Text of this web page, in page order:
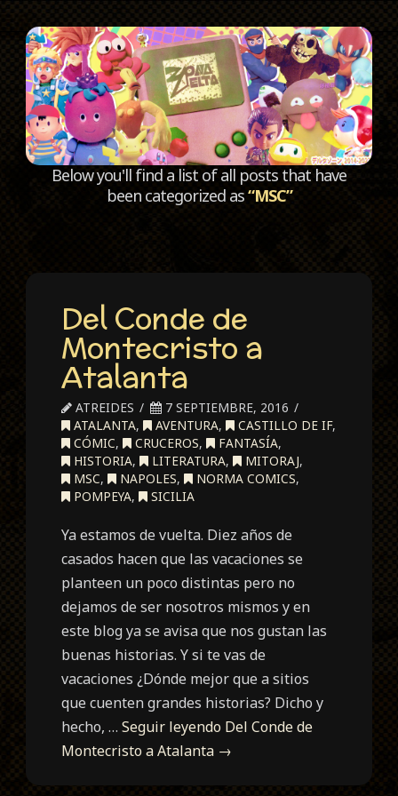
Below you'll find a list of all posts that have
been categorized as“MSC”
Del Conde de
Montecristo a
Atalanta
ATREIDES
7 SEPTIEMBRE, 2016
ATALANTA, AVENTURA, CASTILLO DE IF,
CÓMIC, CRUCEROS, FANTASÍA,
HISTORIA, LITERATURA, MITORAJ,
MSC, NAPOLES, NORMA COMICS,
POMPEYA, SICILIA
Ya estamos de vuelta. Diez años de
casados hacen que las vacaciones se
planteen un poco distintas pero no
dejamos de ser nosotros mismos y en
este blog ya se avisa que nos gustan las
buenas historias. Y si te vas de
vacaciones ¿Dónde mejor que a sitios
que cuenten grandes historias? Dicho y
hecho, …Seguir leyendo Del Conde de
Montecristo a Atalanta →